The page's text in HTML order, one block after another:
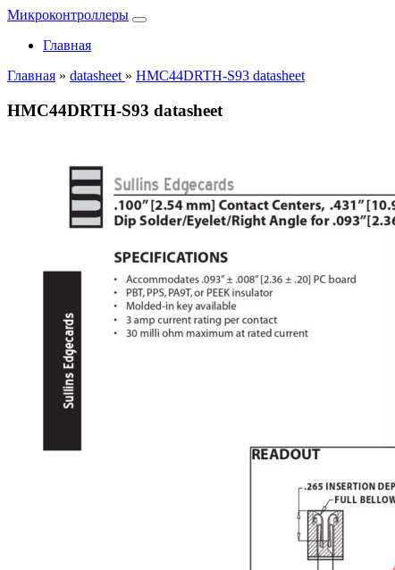
Микроконтроллеры
Главная
Главная » datasheet » HMC44DRTH-S93 datasheet
HMC44DRTH-S93 datasheet